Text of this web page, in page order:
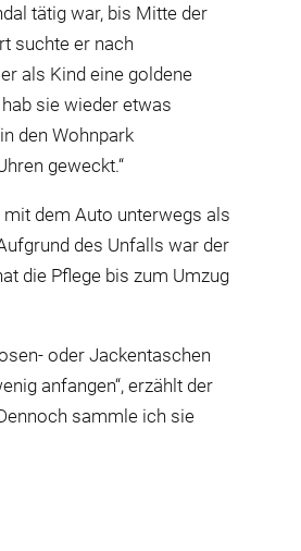
tätig war, bis Mitte der
suchte er nach
als Kind eine goldene
sie wieder etwas
den Wohnpark
geweckt.“
dem Auto unterwegs als
des Unfalls war der
die Pflege bis zum Umzug
oder Jackentaschen
anfangen“, erzählt der
sammle ich sie